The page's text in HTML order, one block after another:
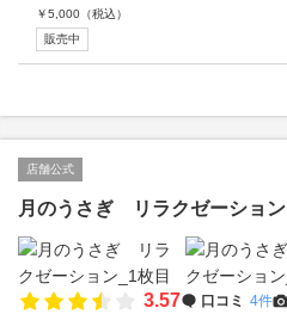
￥5,000 （税込）
販売中
店舗公式
月のうさぎ リラクゼーション
3.57 口コミ 4件